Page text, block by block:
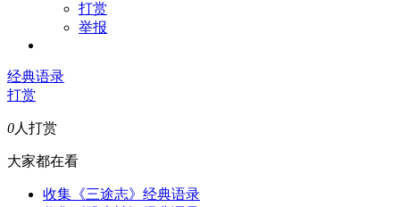
打赏
举报
经典语录
打赏
0人打赏
大家都在看
收集《三途志》经典语录